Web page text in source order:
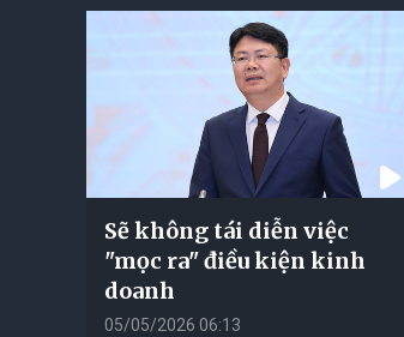
Sẽ không tái diễn việc
"mọc ra" điều kiện kinh
doanh
05/05/2026 06:13